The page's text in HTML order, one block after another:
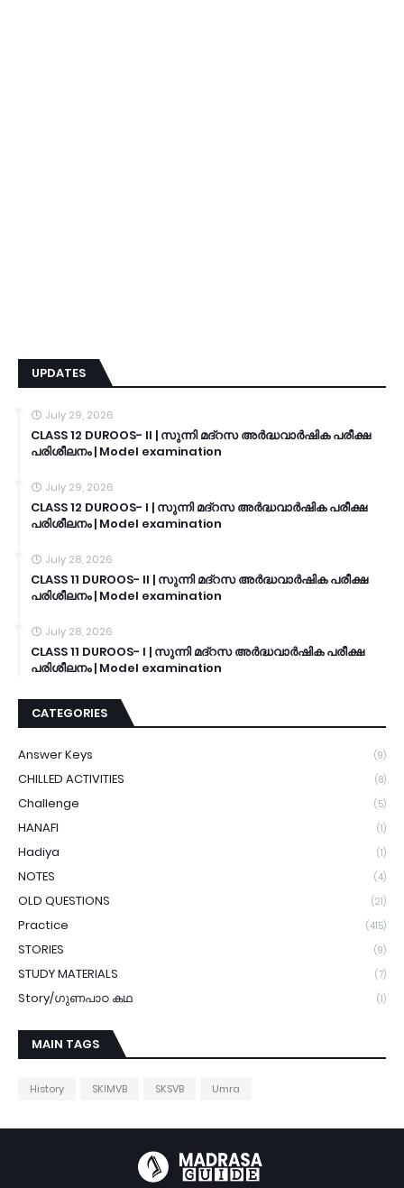
UPDATES
July 29, 2026
CLASS 12 DUROOS- II | സുന്നി മദ്റസ അർദ്ധവാർഷിക പരീക്ഷ
പരിശീലനം | Model examination
July 29, 2026
CLASS 12 DUROOS- I | സുന്നി മദ്റസ അർദ്ധവാർഷിക പരീക്ഷ
പരിശീലനം | Model examination
July 28, 2026
CLASS 11 DUROOS- II | സുന്നി മദ്റസ അർദ്ധവാർഷിക പരീക്ഷ
പരിശീലനം | Model examination
July 28, 2026
CLASS 11 DUROOS- I | സുന്നി മദ്റസ അർദ്ധവാർഷിക പരീക്ഷ
പരിശീലനം | Model examination
CATEGORIES
Answer Keys (9)
CHILLED ACTIVITIES (8)
Challenge (5)
HANAFI (1)
Hadiya (1)
NOTES (4)
OLD QUESTIONS (21)
Practice (415)
STORIES (9)
STUDY MATERIALS (7)
Story/ഗുണപാഠ കഥ (1)
MAIN TAGS
History SKIMVB SKSVB Umra